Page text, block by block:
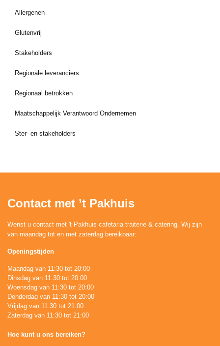
Allergenen
Glutenvrij
Stakeholders
Regionale leveranciers
Regionaal betrokken
Maatschappelijk Verantwoord Ondernemen
Ster- en stakeholders
Contact met ’t Pakhuis
Wenst u contact met 't Pakhuis cafetaria traiterie & catering. Wij zijn
van maandag tot en met zaterdag bereikbaar:
Openingstijden
Maandag van 11:30 tot 20:00
Dinsdag van 11:30 tot 20:00
Woensdag van 11:30 tot 20:00
Donderdag van 11:30 tot 20:00
Vrijdag van 11:30 tot 21:00
Zaterdag van 11:30 tot 21:00
Hoe kunt u ons bereiken?